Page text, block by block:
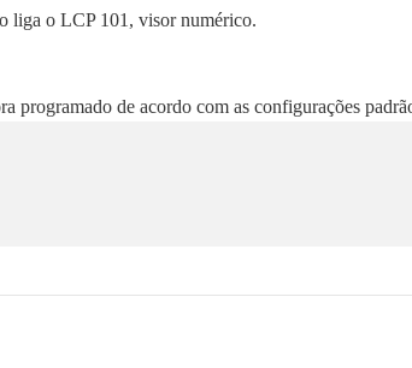
liga o LCP 101, visor numérico.
programado de acordo com as configurações